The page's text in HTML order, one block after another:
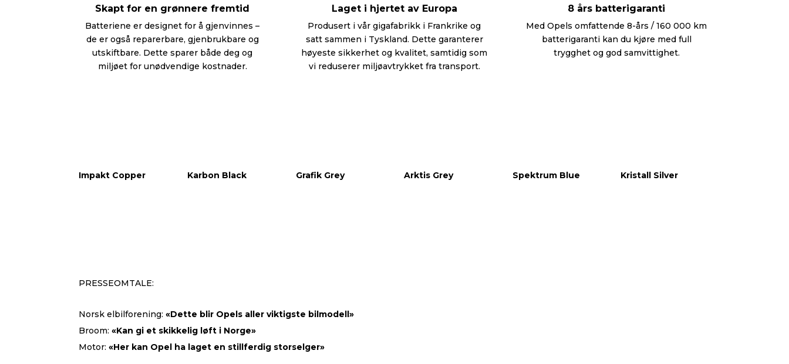
Skapt for en grønnere fremtid
Batteriene er designet for å gjenvinnes –
de er også reparerbare, gjenbrukbare og
utskiftbare. Dette sparer både deg og
miljøet for unødvendige kostnader.
Laget i hjertet av Europa
Produsert i vår gigafabrikk i Frankrike og
satt sammen i Tyskland. Dette garanterer
høyeste sikkerhet og kvalitet, samtidig som
vi reduserer miljøavtrykket fra transport.
8 års batterigaranti
Med Opels omfattende 8-års / 160 000 km
batterigaranti kan du kjøre med full
trygghet og god samvittighet.
Impakt Copper Karbon Black Grafik Grey Arktis Grey Spektrum Blue Kristall Silver
PRESSEOMTALE:
Norsk elbilforening:«Dette blir Opels aller viktigste bilmodell»
Broom:«Kan gi et skikkelig løft i Norge»
Motor:«Her kan Opel ha laget en stillferdig storselger»